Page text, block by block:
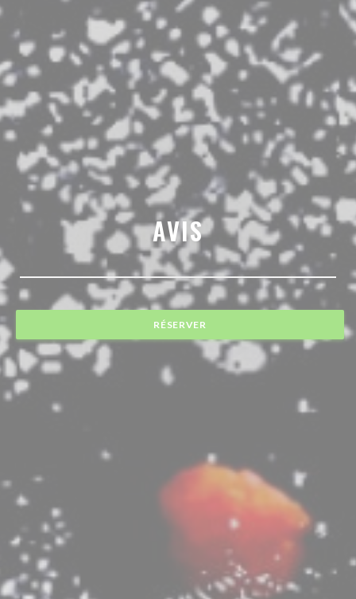
AVIS
RÉSERVER